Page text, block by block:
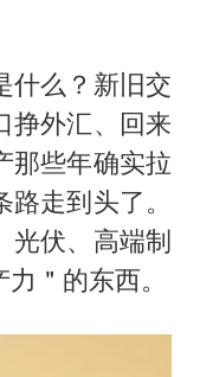
什么？新旧交
挣外汇、回来
那些年确实拉
走到头了。
光伏、高端制
＂的东西。